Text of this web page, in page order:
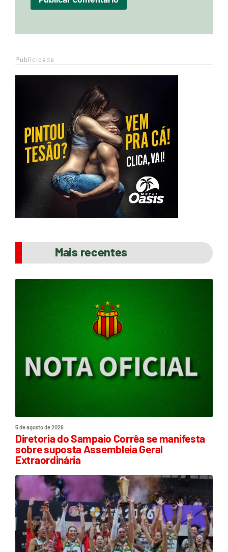
Publicidade
Mais recentes
5 de agosto de 2026
Diretoria do Sampaio Corrêa se manifesta
sobre suposta Assembleia Geral
Extraordinária